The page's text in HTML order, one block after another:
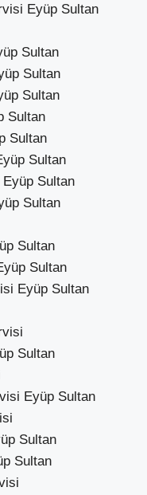
Eyüp Sultan
Sultan
Sultan
Sultan
Sultan
Sultan
Sultan
Sultan
Sultan
Sultan
Sultan
Eyüp Sultan
Sultan
Eyüp Sultan
Sultan
Sultan